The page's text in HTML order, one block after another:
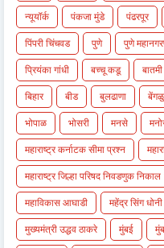
न्यूयॉर्क पंकजा मुंडे पंढरपूर
पिंपरी चिंचवड
पुणे पुणे
प्रियंका गांधी
बच्चू कडू बातमी
बिहार
बीड बुलढाणा
भोपाळ
भोसरी मनसे
महाराष्ट्र कर्नाटक सीमा प्रश्न
महाराष्ट्र जिल्हा परिषद निवडणुक
महाविकास आघाडी
महेंद्र सिंग धोनी
मुख्यमंत्री उद्धव ठाकरे
मुंबई